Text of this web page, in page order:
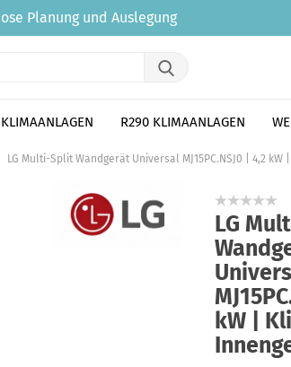
Planung und Auslegung
R290 KLIMAANLAGEN
LG Multi-Split Wandgerät Universal MJ15PC.NSJ0 | 4,2
LG
kW |